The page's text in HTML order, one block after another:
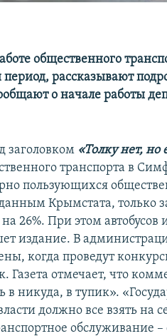
общественного
рассказывают
о начале работы
заголовком «Толку нет, но
транспорта в
пользующихся
Крымстата, только
26%. При этом автобусов
издание. В
когда проведут
Газета отмечает, что
в никуда, в тупик».
должно все взять на
обслуживание –